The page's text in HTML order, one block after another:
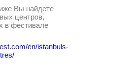
Вы найдете
центров,
в фестивале
en/istanbuls-